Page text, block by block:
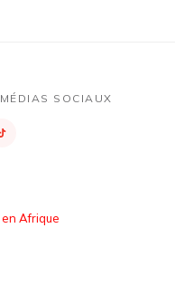
SOCIAUX
Afrique